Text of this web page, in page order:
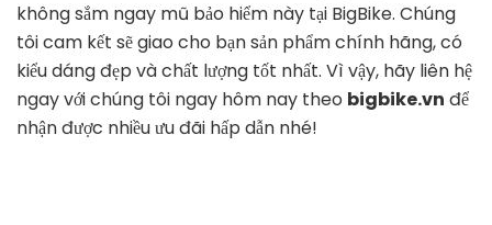
không sắm ngay mũ bảo hiểm này tại BigBike. Chúng
tôi cam kết sẽ giao cho bạn sản phẩm chính hãng, có
kiểu dáng đẹp và chất lượng tốt nhất. Vì vậy, hãy liên hệ
ngay với chúng tôi ngay hôm nay theo bigbike.vn để
nhận được nhiều ưu đãi hấp dẫn nhé!